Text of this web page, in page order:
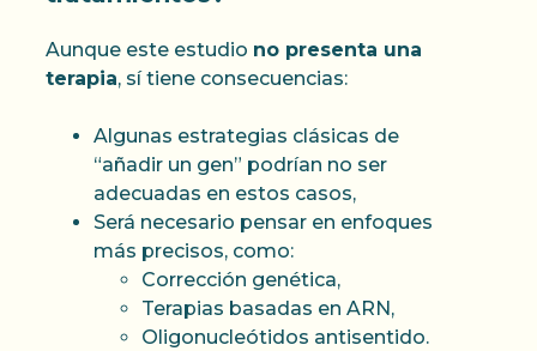
Aunque este estudio no presenta una
terapia, sí tiene consecuencias:
Algunas estrategias clásicas de
“añadir un gen” podrían no ser
adecuadas en estos casos,
Será necesario pensar en enfoques
más precisos, como:
Corrección genética,
Terapias basadas en ARN,
Oligonucleótidos antisentido.